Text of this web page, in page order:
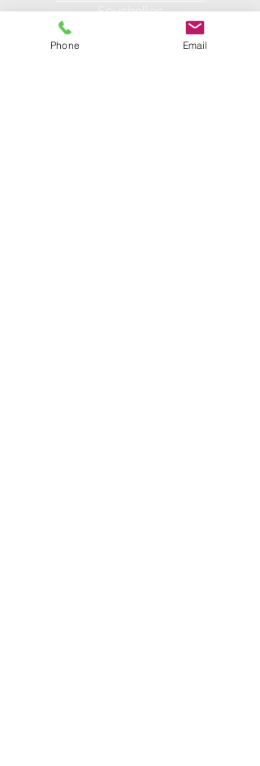
Seychellen
Phone Email